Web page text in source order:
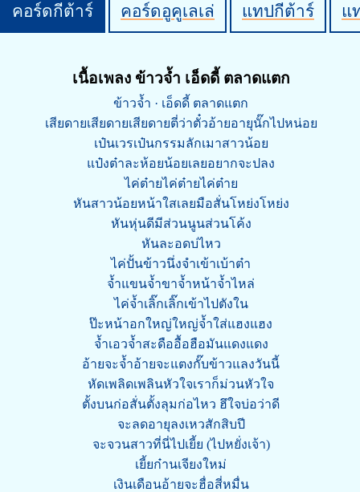
คอร์ดกีต้าร์ คอร์ดอูคูเลเล่ แทปกีต้าร์ แ
เนื้อเพลง ข้าวจ้ำ เอ็ดดี้ ตลาดแตก
ข้าวจ้ำ · เอ็ดดี้ ตลาดแตก
เสียดายเสียดายเสียดายตี่ว่าตั๋วอ้ายอายุนั๊กไปหน่อย
เป๋นเวรเป๋นกรรมลักเมาสาวน้อย
แป๋งต๋าละห้อยน้อยเลยอยากจะปลง
ไค่ต๋ายไค่ต๋ายไค่ต๋าย
หันสาวน้อยหน้าใสเลยมือสั่นโหย่งโหย่ง
หันหุ่นดีมีส่วนนูนส่วนโค้ง
หันละอดบ่ไหว
ไค่ปั้นข้าวนึ่งจำเข้าเบ้าต๋า
จ้ำแขนจ้ำขาจ้ำหน้าจ้ำไหล่
ไค่จ้ำเลิ๊กเลิ๊กเข้าไปตังใน
ป๊ะหน้าอกใหญ่ใหญ่จ้ำใส่แฮงแฮง
จ้ำเอวจ้ำสะดืออื้อฮือมันแดงแดง
อ้ายจะจ้ำอ้ายจะแตงกั๊บข้าวแลงวันนี้
หัดเพลิดเพลินหัวใจเราก็ม่วนหัวใจ
ตั้งบนก่อสั่นตั้งลุมก่อไหว ฮึใจบ่อว่าดี
จะลดอายุลงเหวสักสิบปี
จะจวนสาวที่นี่ไปเยี้ย (ไปหยั่งเจ้า)
เยี้ยก๋านเจียงใหม่
เงินเดือนอ้ายจะฮื่อสี่หมื่น